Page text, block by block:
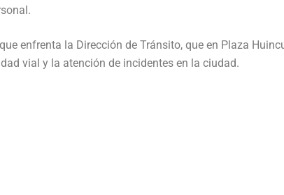
enfrenta la Dirección de Tránsito, que en Plaza
vial y la atención de incidentes en la ciudad.